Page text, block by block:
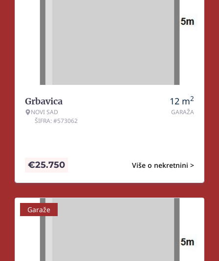
Grbavica
NOVI SAD
ŠIFRA: #573062
12 m2
GARAŽA
Više o nekretnini >
€25.750
Garaže